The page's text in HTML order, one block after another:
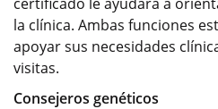
la clínica. Ambas funciones
apoyar sus necesidades
visitas.
Consejeros genéticos